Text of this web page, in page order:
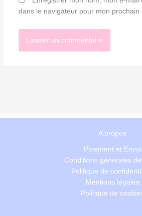
dans le navigateur pour mon prochain
A propos
Paiement et Envoi
Conditions générales
Politique de
Mentions légales
Politique de